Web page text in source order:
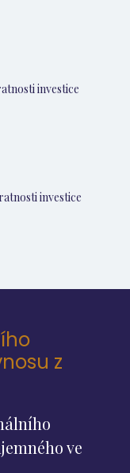
investice
investice
z
ve